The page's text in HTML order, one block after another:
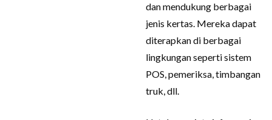
dan mendukung berbagai
jenis kertas. Mereka dapat
diterapkan di berbagai
lingkungan seperti sistem
POS, pemeriksa, timbangan
truk, dll.